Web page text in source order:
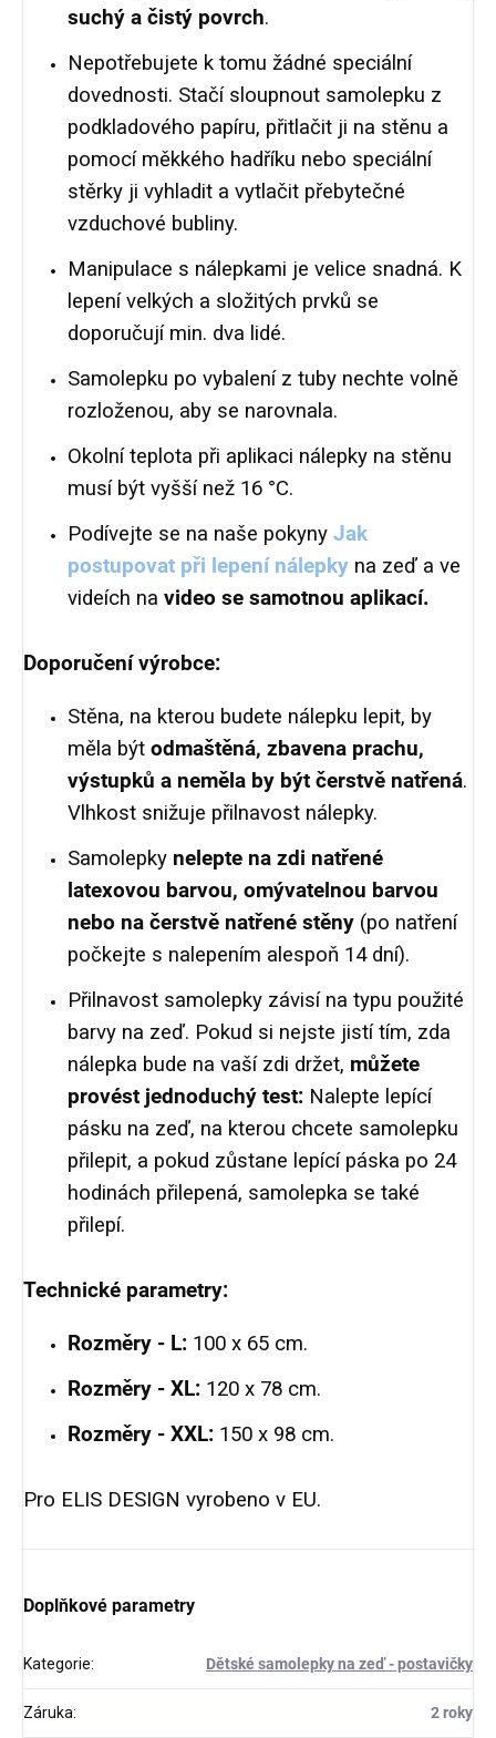
suchý a čistý povrch.
Nepotřebujete k tomu žádné speciální
dovednosti. Stačí sloupnout samolepku z
podkladového papíru, přitlačit ji na stěnu a
pomocí měkkého hadříku nebo speciální
stěrky ji vyhladit a vytlačit přebytečné
vzduchové bubliny.
Manipulace s nálepkami je velice snadná. K
lepení velkých a složitých prvků se
doporučují min. dva lidé.
Samolepku po vybalení z tuby nechte volně
rozloženou, aby se narovnala.
Okolní teplota při aplikaci nálepky na stěnu
musí být vyšší než 16 °C.
Podívejte se na naše pokyny Jak
postupovat při lepení nálepky na zeď a ve
videích na video se samotnou aplikací.
Doporučení výrobce:
Stěna, na kterou budete nálepku lepit, by
měla být odmaštěná, zbavena prachu,
výstupků a neměla by být čerstvě natřená.
Vlhkost snižuje přilnavost nálepky.
Samolepky nelepte na zdi natřené
latexovou barvou, omývatelnou barvou
nebo na čerstvě natřené stěny (po natření
počkejte s nalepením alespoň 14 dní).
Přilnavost samolepky závisí na typu použité
barvy na zeď. Pokud si nejste jistí tím, zda
nálepka bude na vaší zdi držet, můžete
provést jednoduchý test: Nalepte lepící
pásku na zeď, na kterou chcete samolepku
přilepit, a pokud zůstane lepící páska po 24
hodinách přilepená, samolepka se také
přilepí.
Technické parametry:
Rozměry - L: 100 x 65 cm.
Rozměry - XL: 120 x 78 cm.
Rozměry - XXL: 150 x 98 cm.
Pro ELIS DESIGN vyrobeno v EU.
Doplňkové parametry
Kategorie: Dětské samolepky na zeď - postavičky
Záruka: 2 roky